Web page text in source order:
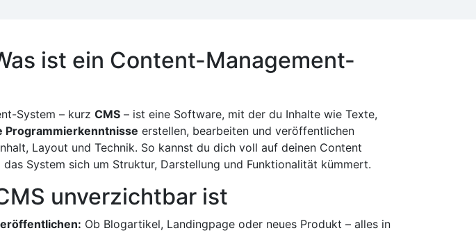
ist ein Content-Management-
System – kurz CMS– ist eine Software, mit der du Inhalte wie Texte,
Programmierkenntnisse erstellen, bearbeiten und veröffentlichen
Layout und Technik. So kannst du dich voll auf deinen Content
System sich um Struktur, Darstellung und Funktionalität kümmert.
unverzichtbar ist
Ob Blogartikel, Landingpage oder neues Produkt – alles in